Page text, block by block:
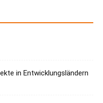
in Entwicklungsländern